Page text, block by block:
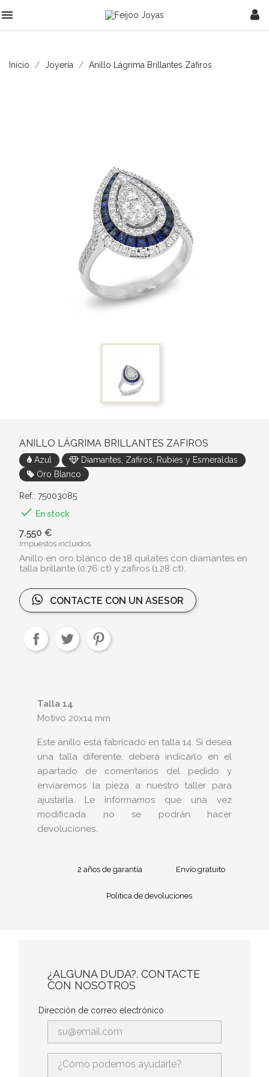

Inicio Joyería Anillo Lágrima Brillantes Zafiros
ANILLO LÁGRIMA BRILLANTES ZAFIROS
Azul
Diamantes, Zafiros, Rubíes y Esmeraldas
Oro Blanco
Ref.: 75003085
 En stock
7.550 €
Impuestos incluidos
Anillo en oro blanco de 18 quilates con diamantes en
talla brillante (0.76 ct) y zafiros (1.28 ct).
CONTACTE CON UN ASESOR
Talla 14
Motivo 20x14 mm
Este anillo está fabricado en talla 14. Si desea
una talla diferente, deberá indicarlo en el
apartado de comentarios del pedido y
enviaremos la pieza a nuestro taller para
ajustarla. Le informamos que una vez
modificada no se podrán hacer
devoluciones.
2 años de garantía Envío gratuito
Política de devoluciones
¿ALGUNA DUDA?. CONTACTE
CON NOSOTROS
Dirección de correo electrónico